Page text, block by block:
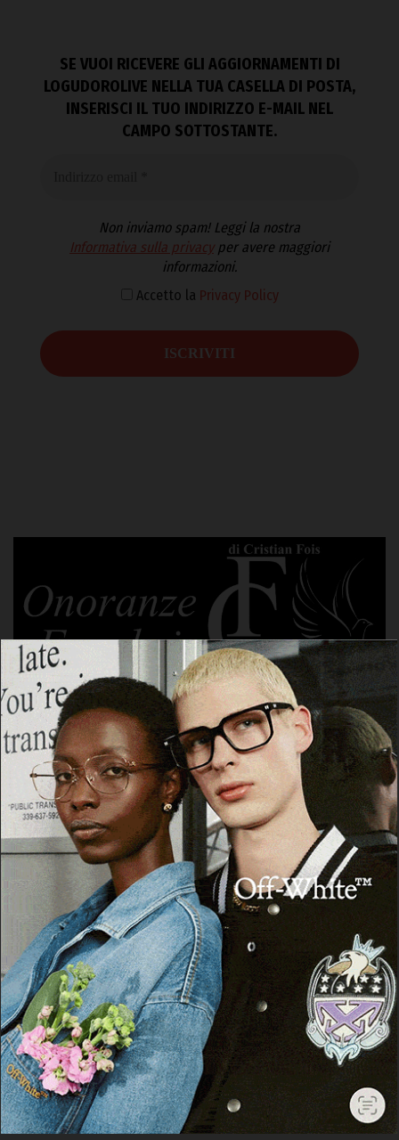
SE VUOI RICEVERE GLI AGGIORNAMENTI DI
LOGUDOROLIVE NELLA TUA CASELLA DI POSTA,
INSERISCI IL TUO INDIRIZZO E-MAIL NEL
CAMPO SOTTOSTANTE.
Non inviamo spam! Leggi la nostra
Informativa sulla privacyper avere maggiori
informazioni.
Accetto la Privacy Policy
POTREBBE PIACERTI ANCHE
SILIGO
Siligo, dal 5 all’8 agosto la III edizione del
Festival Ammajare
1 Agosto 2026, 17:53